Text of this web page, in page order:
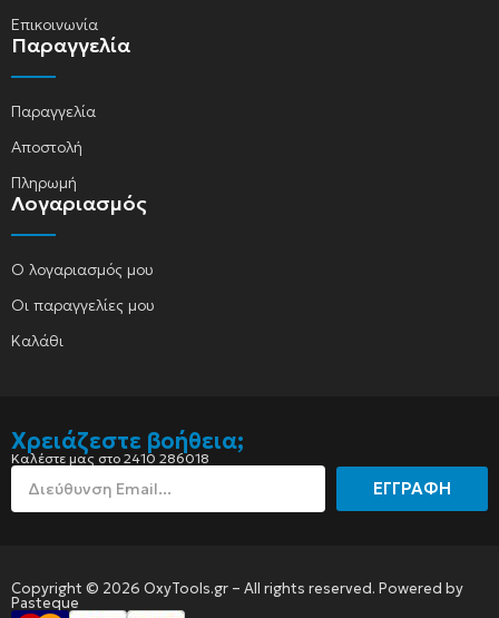
Επικοινωνία
Παραγγελία
Παραγγελία
Αποστολή
Πληρωμή
Λογαριασμός
Ο λογαριασμός μου
Οι παραγγελίες μου
Καλάθι
Χρειάζεστε βοήθεια;
Καλέστε μας στο 2410 286018
ΕΓΓΡΑΦΗ
Copyright © 2026 OxyTools.gr – All rights reserved. Powered by
Pasteque